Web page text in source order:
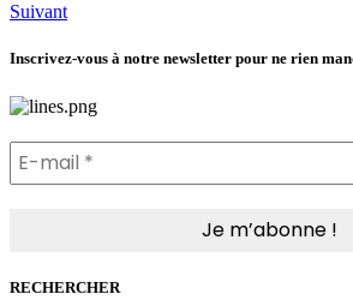
Suivant
Inscrivez-vous à notre newsletter pour ne rien
RECHERCHER